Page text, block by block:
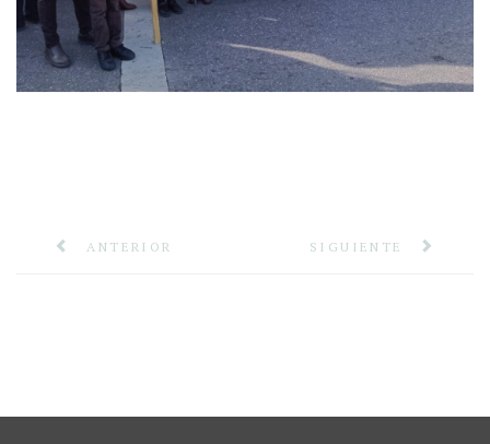
ANTERIOR SIGUIENTE